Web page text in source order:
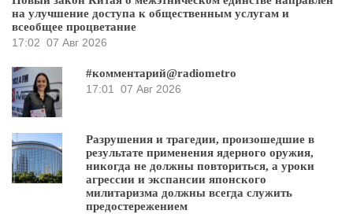
на улучшение доступа к общественным услугам и
всеобщее процветание
17:02 07 Авг 2026
#комментарий@radiometro
17:01
07 Авг 2026
Разрушения и трагедии, произошедшие в
результате применения ядерного оружия,
никогда не должны повториться, а уроки
агрессии и экспансии японского
милитаризма должны всегда служить
предостережением